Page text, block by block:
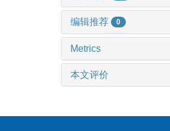
编辑推荐 0
Metrics
本文评价